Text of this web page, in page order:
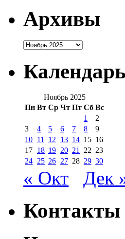
Архивы
Архивы
Календарь
Ноябрь 2025
Пн Вт Ср Чт Пт Сб Вс
1
2
3
4 5 6 7 8
9
10 11 12 13 14 15 16
17 18 19 20 21 22 23
24 25 26 27 28 29 30
« Окт Дек
Контакты